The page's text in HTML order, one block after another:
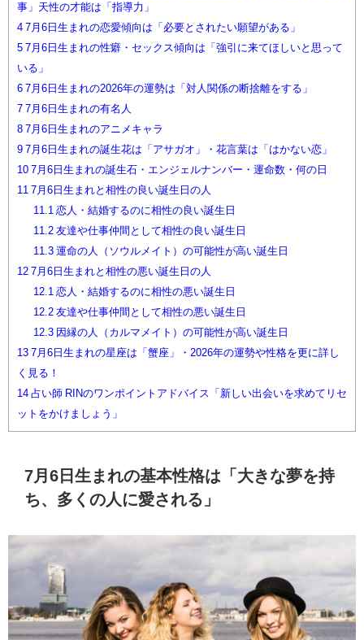
事」天性の才能は「指導力」
4 7月6日生まれの恋愛傾向は「必要とされたい願望がある」
5 7月6日生まれの性癖・セックス傾向は「強引に来てほしいと思って
いる」
6 7月6日生まれの2026年の運勢は「対人関係の断捨離をする」
7 7月6日生まれの有名人
8 7月6日生まれのアニメキャラ
9 7月6日生まれの誕生花は「アサガオ」・花言葉は「はかない恋」
10 7月6日生まれの誕生石・エンジェルナンバー・運命数・何の日
11 7月6日生まれと相性の良い誕生日の人
11.1 恋人・結婚するのに相性の良い誕生日
11.2友達や仕事仲間として相性の良い誕生日
11.3運命の人（ソウルメイト）の可能性が高い誕生日
12 7月6日生まれと相性の悪い誕生日の人
12.1 恋人・結婚するのに相性の悪い誕生日
12.2友達や仕事仲間として相性の悪い誕生日
12.3因縁の人（カルマメイト）の可能性が高い誕生日
13 7月6日生まれの星座は「蟹座」・2026年の運勢や性格を更に詳し
く見る！
14 占い師 RINのワンポイントアドバイス「新しい出会いを求めてリセ
ットをかけましょう」
7月6日生まれの基本性格は「大きな夢を持
ち、多くの人に愛される」